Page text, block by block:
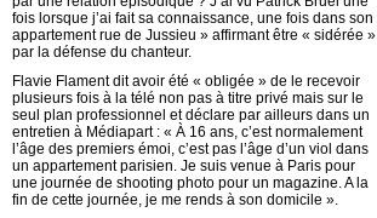
fois lorsque j’ai fait sa connaissance, une fois dans son
appartement rue de Jussieu » affirmant être « sidérée »
par la défense du chanteur.
Flavie Flament dit avoir été « obligée » de le recevoir
plusieurs fois à la télé non pas à titre privé mais sur le
seul plan professionnel et déclare par ailleurs dans un
entretien à Médiapart : « À 16 ans, c’est normalement
l’âge des premiers émoi, c’est pas l’âge d’un viol dans
un appartement parisien. Je suis venue à Paris pour
une journée de shooting photo pour un magazine. A la
fin de cette journée, je me rends à son domicile ».